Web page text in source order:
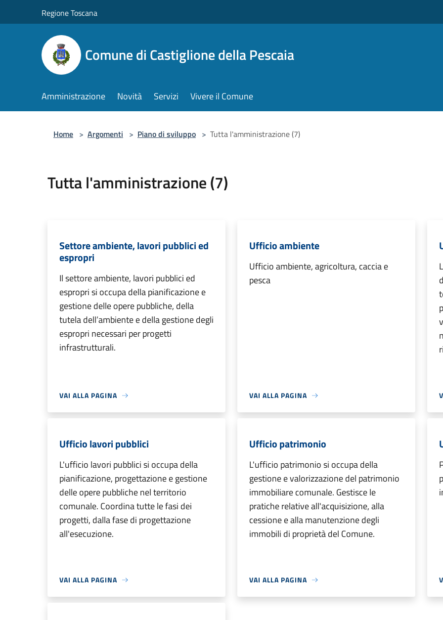
Regione Toscana
Comune di Castiglione della Pescaia
Amministrazione Novità Servizi Vivere il Comune
Home > Argomenti > Piano di sviluppo > Tutta l'amministrazione (7)
Tutta l'amministrazione (7)
Settore ambiente, lavori pubblici ed
espropri
Il settore ambiente, lavori pubblici ed
espropri si occupa della pianificazione e
gestione delle opere pubbliche, della
tutela dell’ambiente e della gestione degli
espropri necessari per progetti
infrastrutturali.
VAI ALLA PAGINA
Ufficio ambiente
Ufficio ambiente, agricoltura, caccia e
pesca
VAI ALLA PAGINA
Ufficio lavori pubblici
L'ufficio lavori pubblici si occupa della
pianificazione, progettazione e gestione
delle opere pubbliche nel territorio
comunale. Coordina tutte le fasi dei
progetti, dalla fase di progettazione
all'esecuzione.
VAI ALLA PAGINA
Ufficio patrimonio
L'ufficio patrimonio si occupa della
gestione e valorizzazione del patrimonio
immobiliare comunale. Gestisce le
pratiche relative all'acquisizione, alla
cessione e alla manutenzione degli
immobili di proprietà del Comune.
VAI ALLA PAGINA